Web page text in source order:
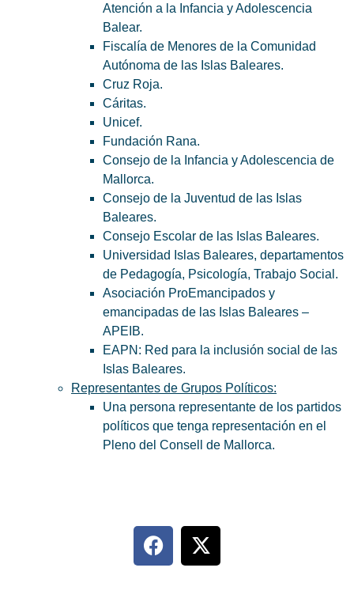
Atención a la Infancia y Adolescencia
Balear.
Fiscalía de Menores de la Comunidad
Autónoma de las Islas Baleares.
Cruz Roja.
Cáritas.
Unicef.
Fundación Rana.
Consejo de la Infancia y Adolescencia de
Mallorca.
Consejo de la Juventud de las Islas
Baleares.
Consejo Escolar de las Islas Baleares.
Universidad Islas Baleares, departamentos
de Pedagogía, Psicología, Trabajo Social.
Asociación ProEmancipados y
emancipadas de las Islas Baleares –
APEIB.
EAPN: Red para la inclusión social de las
Islas Baleares.
Representantes de Grupos Políticos:
Una persona representante de los partidos
políticos que tenga representación en el
Pleno del Consell de Mallorca.